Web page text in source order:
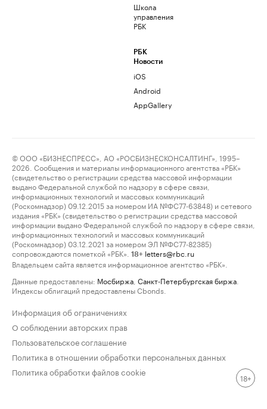
Школа
управления
РБК
РБК
Новости
iOS
Android
AppGallery
© ООО «БИЗНЕСПРЕСС», АО «РОСБИЗНЕСКОНСАЛТИНГ», 1995–
2026. Сообщения и материалы информационного агентства «РБК»
(свидетельство о регистрации средства массовой информации
выдано Федеральной службой по надзору в сфере связи,
информационных технологий и массовых коммуникаций
(Роскомнадзор) 09.12.2015 за номером ИА №ФС77-63848) и сетевого
издания «РБК» (свидетельство о регистрации средства массовой
информации выдано Федеральной службой по надзору в сфере связи,
информационных технологий и массовых коммуникаций
(Роскомнадзор) 03.12.2021 за номером ЭЛ №ФС77-82385)
сопровождаются пометкой «РБК».
18+ letters@rbc.ru
Владельцем сайта является информационное агентство «РБК».
Данные предоставлены: Мосбиржа Санкт-Петербургская биржа
Индексы облигаций предоставлены Cbonds.
Информация об ограничениях
О соблюдении авторских прав
Пользовательское соглашение
Политика в отношении обработки персональных данных
Политика обработки файлов cookie
18+